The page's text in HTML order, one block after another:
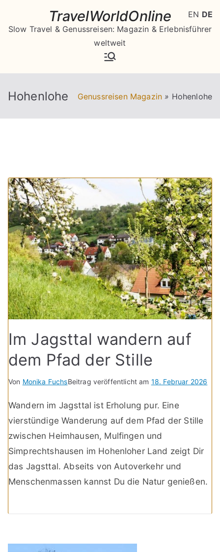
springen
TravelWorldOnline
Slow Travel & Genussreisen: Magazin & Erlebnisführer
weltweit
Hohenlohe Genussreisen Magazin » Hohenlohe
Im Jagsttal wandern auf
dem Pfad der Stille
Von Monika FuchsBeitrag veröffentlicht am 18. Februar 2026
Wandern im Jagsttal ist Erholung pur. Eine
vierstündige Wanderung auf dem Pfad der Stille
zwischen Heimhausen, Mulfingen und
Simprechtshausen im Hohenloher Land zeigt Dir
das Jagsttal. Abseits von Autoverkehr und
Menschenmassen kannst Du die Natur genießen.
EN DE